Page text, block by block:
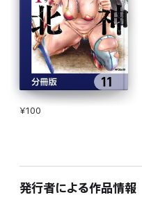
¥100
発行者による作品情報